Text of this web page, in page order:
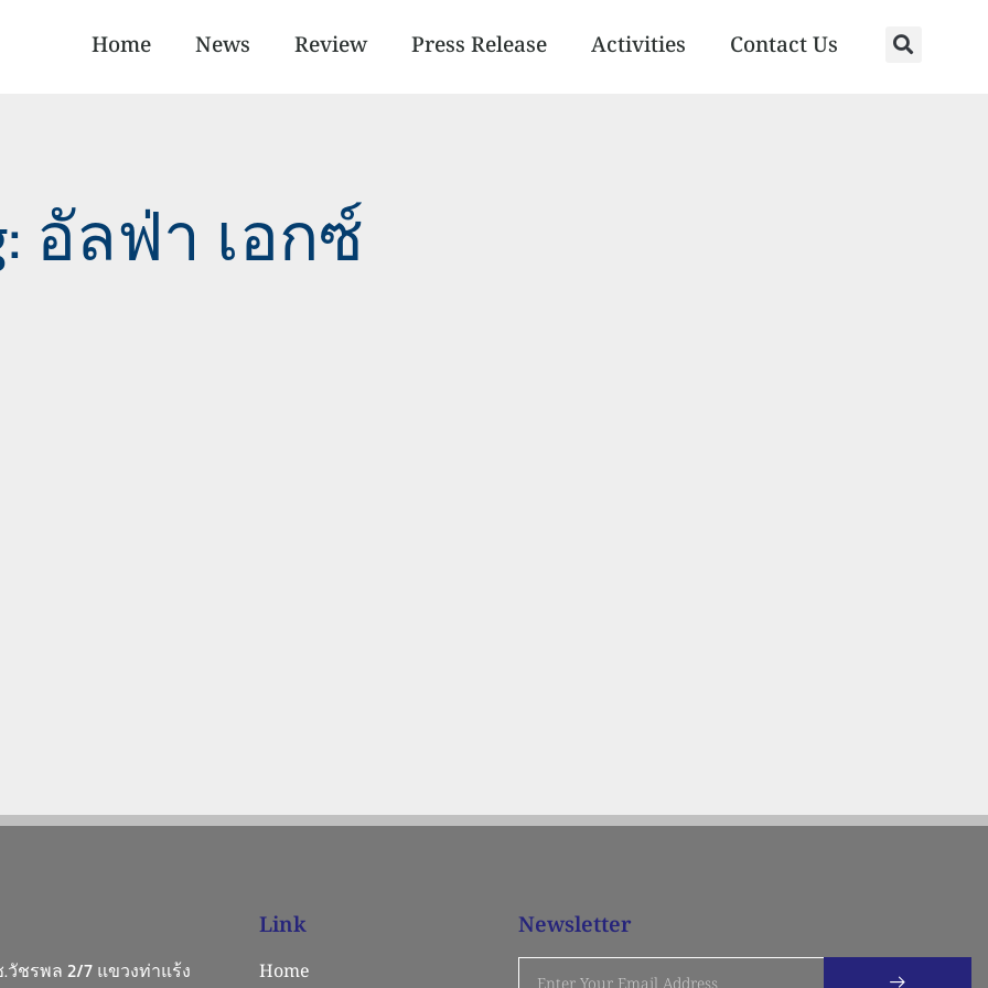
Home News Review Press Release Activities Contact Us
อัลฟ่า เอกซ์
.วัชรพล 2/7 แขวงท่าแร้ง
Link
Home
Newsletter